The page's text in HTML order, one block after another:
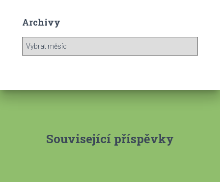
Archivy
Související příspěvky